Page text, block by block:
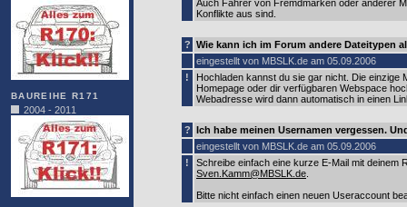
BAUREIHE R171
2004 - 2011
Auch Fahrer von Fremdmarken oder anderer
Konflikte aus sind.
? Wie kann ich im Forum andere Dateitypen
eingestellt von MBSLK.de am 05.09.2006
!
Hochladen kannst du sie gar nicht. Die einzige
Homepage oder dir verfügbaren Webspace
Webadresse wird dann automatisch in einen
? Ich habe meinen Usernamen vergessen.
eingestellt von MBSLK.de am 05.09.2006
!
Schreibe einfach eine kurze E-Mail mit deinem
Sven.Kamm@MBSLK.de
Bitte nicht einfach einen neuen Useraccount